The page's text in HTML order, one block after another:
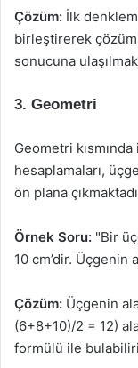
Çözüm: İlk
birleştirerek
sonucuna
3. Geometri
Geometri
hesaplamaları,
ön plana
Örnek Soru: "Bir
10 cm’dir. Üçgenin
Çözüm: Üçgenin
(6+8+10)/2 = 12)
formülü ile